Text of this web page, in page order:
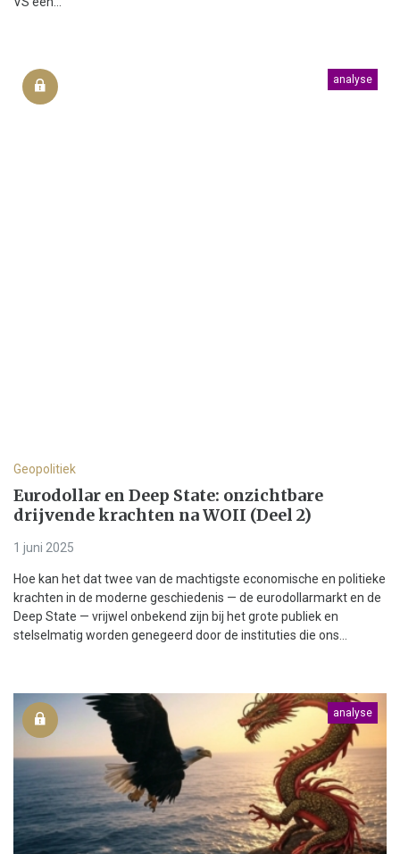
analyse
Geopolitiek
Eurodollar en Deep State: onzichtbare
drijvende krachten na WOII (Deel 2)
1 juni 2025
Hoe kan het dat twee van de machtigste economische en politieke
krachten in de moderne geschiedenis — de eurodollarmarkt en de
Deep State — vrijwel onbekend zijn bij het grote publiek en
stelselmatig worden genegeerd door de instituties die ons...
analyse